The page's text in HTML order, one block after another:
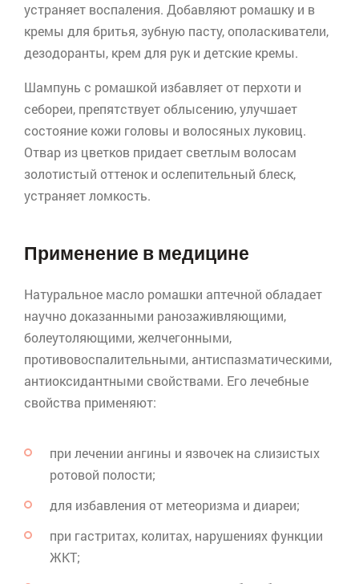
устраняет воспаления. Добавляют ромашку и в
кремы для бритья, зубную пасту, ополаскиватели,
дезодоранты, крем для рук и детские кремы.
Шампунь с ромашкой избавляет от перхоти и
себореи, препятствует облысению, улучшает
состояние кожи головы и волосяных луковиц.
Отвар из цветков придает светлым волосам
золотистый оттенок и ослепительный блеск,
устраняет ломкость.
Применение в медицине
Натуральное масло ромашки аптечной обладает
научно доказанными ранозаживляющими,
болеутоляющими, желчегонными,
противовоспалительными, антиспазматическими,
антиоксидантными свойствами. Его лечебные
свойства применяют:
при лечении ангины и язвочек на слизистых
ротовой полости;
для избавления от метеоризма и диареи;
при гастритах, колитах, нарушениях функции
ЖКТ;